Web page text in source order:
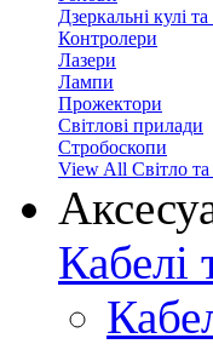
Дзеркальні кулі
Контролери
Лазери
Лампи
Прожектори
Світлові прилади
Стробоскопи
View All Світло
Кабелі